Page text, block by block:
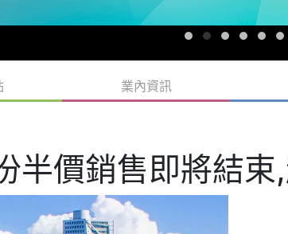
業內資訊
半價銷售即將結束